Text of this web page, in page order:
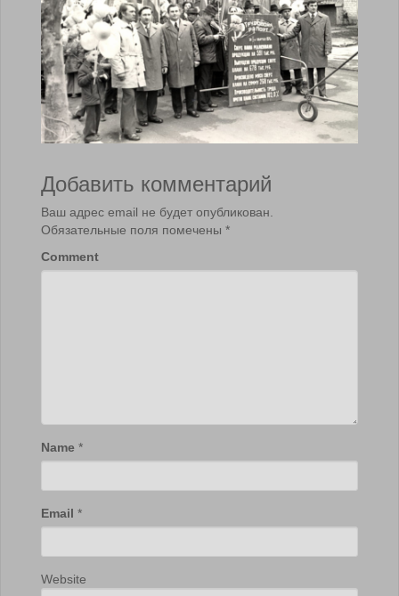
Добавить комментарий
Ваш адрес email не будет опубликован.
Обязательные поля помечены *
Comment
Name *
Email *
Website